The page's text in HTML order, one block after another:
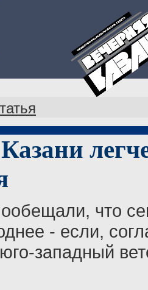
что
- если,
западный